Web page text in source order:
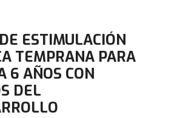
ESTIMULACIÓN
TEMPRANA PARA
6 AÑOS CON
DEL